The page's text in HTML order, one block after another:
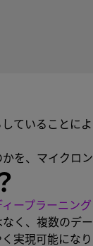
ていることに
を、マイクロン
ィープラーニング
く、複数のデ
実現可能にな